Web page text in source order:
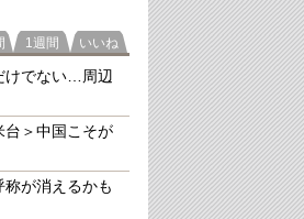
ング1週間 いいね
けでない…周辺
台＞中国こそが
称が消えるかも